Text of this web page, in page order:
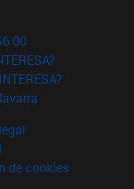
00
de cookies